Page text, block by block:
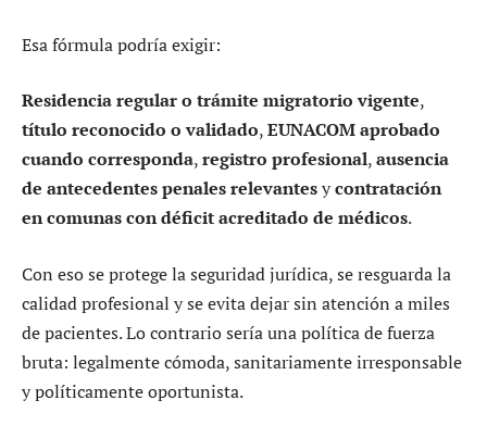
Esa fórmula podría exigir:
Residencia regular o trámite migratorio vigente,
título reconocido o validado,EUNACOM aprobado
cuando corresponda,registro profesional,ausencia
de antecedentes penales relevantesycontratación
en comunas con déficit acreditado de médicos.
Con eso se protege la seguridad jurídica, se resguarda la
calidad profesional y se evita dejar sin atención a miles
de pacientes. Lo contrario sería una política de fuerza
bruta: legalmente cómoda, sanitariamente irresponsable
y políticamente oportunista.